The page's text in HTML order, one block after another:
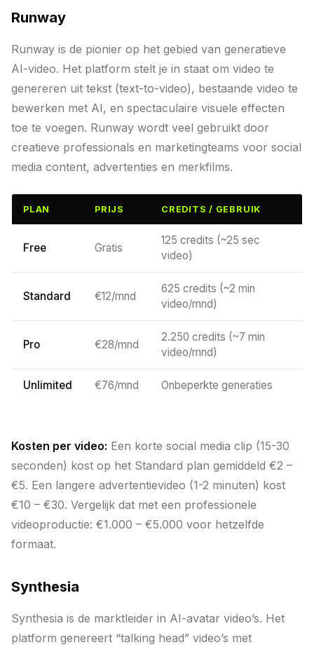
Runway
Runway is de pionier op het gebied van generatieve
AI-video. Het platform stelt je in staat om video te
genereren uit tekst (text-to-video), bestaande video te
bewerken met AI, en spectaculaire visuele effecten
toe te voegen. Runway wordt veel gebruikt door
creatieve professionals en marketingteams voor social
media content, advertenties en merkfilms.
PLAN PRIJS CREDITS / GEBRUIK
Free Gratis
125 credits (~25 sec
video)
Standard €12/mnd
625 credits (~2 min
video/mnd)
Pro €28/mnd
2.250 credits (~7 min
video/mnd)
Unlimited €76/mnd Onbeperkte generaties
Kosten per video: Een korte social media clip (15-30
seconden) kost op het Standard plan gemiddeld €2 –
€5. Een langere advertentievideo (1-2 minuten) kost
€10 – €30. Vergelijk dat met een professionele
videoproductie: €1.000 – €5.000 voor hetzelfde
formaat.
Synthesia
Synthesia is de marktleider in AI-avatar video’s. Het
platform genereert “talking head” video’s met